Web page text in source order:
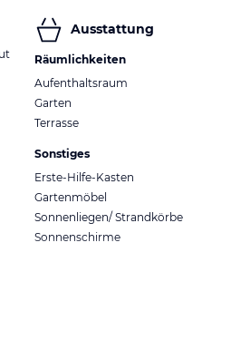
Ausstattung
Räumlichkeiten
Aufenthaltsraum
Garten
Terrasse
Sonstiges
Erste-Hilfe-Kasten
Gartenmöbel
Sonnenliegen/ Strandkörbe
Sonnenschirme